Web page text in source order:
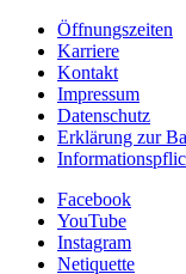
Öffnungszeiten
Karriere
Kontakt
Impressum
Datenschutz
Erklärung zur
Facebook
YouTube
Instagram
Netiquette